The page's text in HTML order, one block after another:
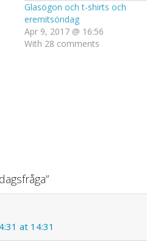
Glasögon och t-shirts och
eremitsöndag
Apr 9, 2017 @ 16:56
With 28 comments
”
at 14:31